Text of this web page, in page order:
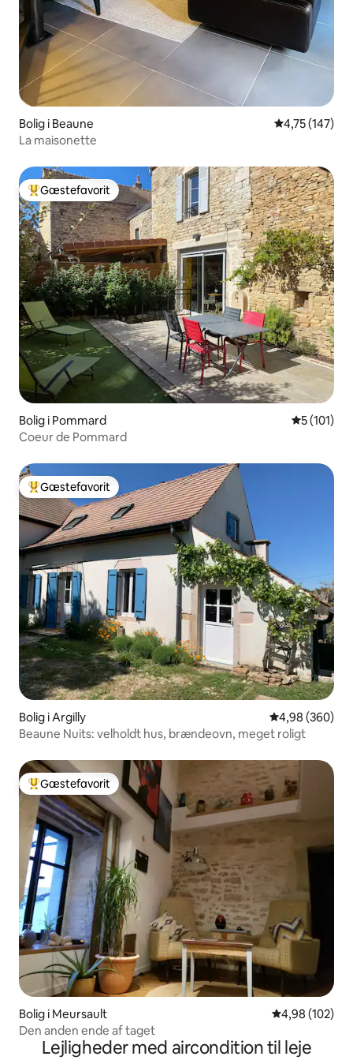
Bolig i Beaune 4,75 ud af 5 i
4,75 (147)
La maisonette
Bedste gæstefavorit
Gæstefavorit
Bolig i Pommard 5 ud af 5 i
5 (101)
Coeur de Pommard
Bedste gæstefavorit
Gæstefavorit
Bolig i Argilly 4,98 ud af 5 i
4,98 (360)
Beaune Nuits: velholdt hus, brændeovn, meget roligt
Bedste gæstefavorit
Gæstefavorit
Bolig i Meursault 4,98 ud af 5 i
4,98 (102)
Den anden ende af taget
Lejligheder med aircondition til leje